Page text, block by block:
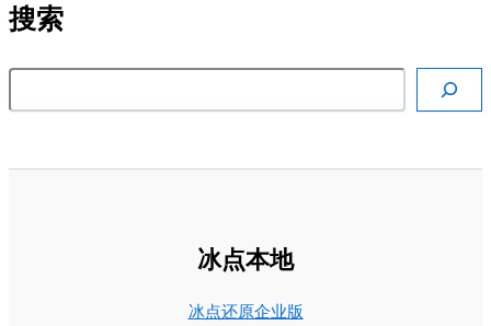
搜索
搜索
冰点本地
冰点还原企业版